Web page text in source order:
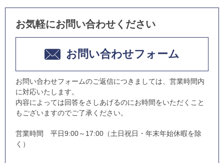
お気軽にお問い合わせください
お問い合わせフォーム
お問い合わせフォームのご返信につきましては、営業時間内
に対応いたします。
内容によっては回答をさしあげるのにお時間をいただくこと
もございますのでご了承ください。
営業時間 平日9:00～17:00（土日祝日・年末年始休暇を除
く）